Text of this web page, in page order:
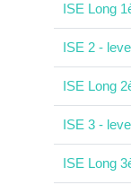
ISE Long
ISE 2 -
ISE Long
ISE 3 -
ISE Long